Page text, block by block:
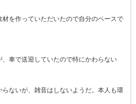
を作っていただいたので自分のペースで
車で送迎していたので特にかわらない
ないが、雑音はしないようだ。本人も環